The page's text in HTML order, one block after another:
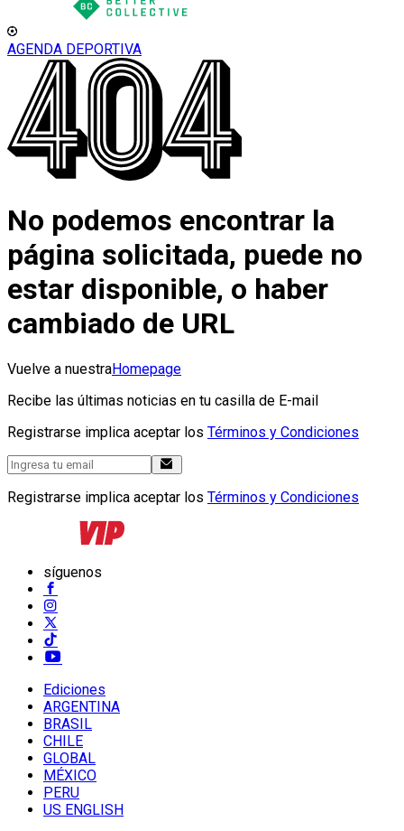
AGENDA DEPORTIVA
No podemos encontrar la
página solicitada, puede no
estar disponible, o haber
cambiado de URL
Vuelve a nuestraHomepage
Recibe las últimas noticias en tu casilla de E-mail
Registrarse implica aceptar los Términos y Condiciones
Registrarse implica aceptar los Términos y Condiciones
síguenos
Ediciones
ARGENTINA
BRASIL
CHILE
GLOBAL
MÉXICO
PERU
US ENGLISH